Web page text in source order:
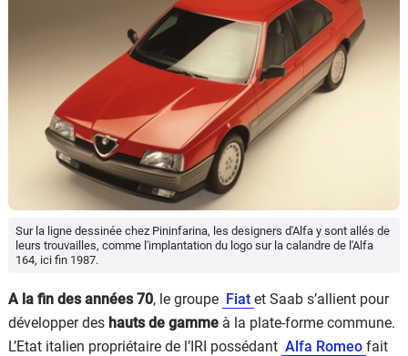
Sur la ligne dessinée chez Pininfarina, les designers d'Alfa y sont allés de
leurs trouvailles, comme l'implantation du logo sur la calandre de l'Alfa
164, ici fin 1987.
A la fin des années 70, le groupe Fiat et Saab s’allient pour
développer des hauts de gamme à la plate-forme commune.
L’Etat italien propriétaire de l’IRI possédant Alfa Romeo fait